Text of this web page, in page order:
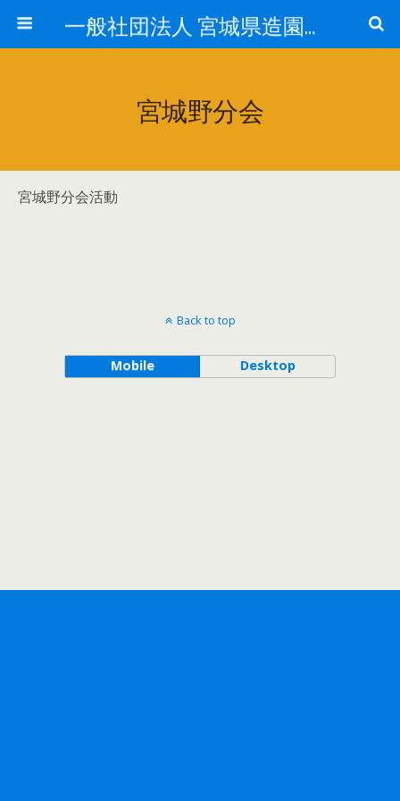
一般社団法人 宮城県造園建設業協会ホームページ
宮城野分会
宮城野分会活動
Back to top
Mobile Desktop